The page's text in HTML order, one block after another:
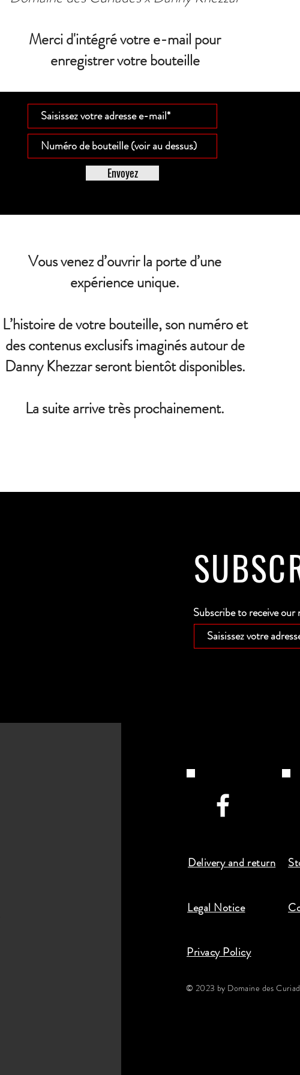
Merci d'intégré votre e-mail pour
enregistrer votre bouteille
Envoyez
Vous venez d’ouvrir la porte d’une
expérience unique.
L’histoire de votre bouteille, son numéro et
des contenus exclusifs imaginés autour de
Danny Khezzar seront bientôt disponibles.
La suite arrive très prochainement.
Subscribe to receive our
Delivery and return
Legal Notice
Privacy Policy
© 2023 by Domaine des